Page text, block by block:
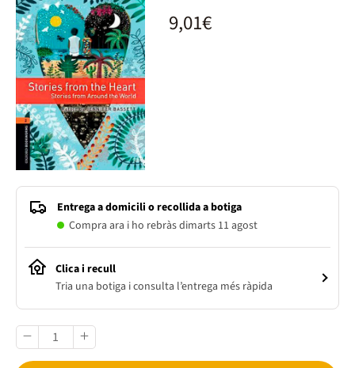
9,01€
Entrega a domicili o recollida a botiga
Compra ara i ho rebràs dimarts 11 agost
Clica i recull
Tria una botiga i consulta l’entrega més ràpida